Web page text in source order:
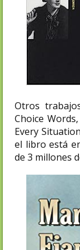
Otros
Choice
Every
el libro está
de 3 millones